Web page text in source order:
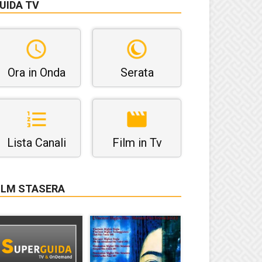
TV
Ora in Onda Serata
Lista Canali Film in Tv
STASERA